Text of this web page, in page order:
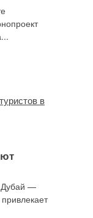
Дубай —